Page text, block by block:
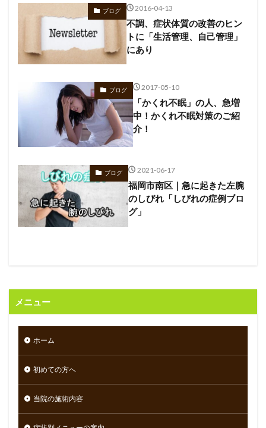
ブログ 2016-04-13
不調、症状体質の改善のヒン
トに「生活管理、自己管理」
にあり
ブログ 2017-05-10
「かくれ不眠」の人、急増
中！かくれ不眠対策のご紹
介！
ブログ 2021-06-17
福岡市南区｜急に起きた左腕
のしびれ「しびれの症例ブロ
グ」
メニュー
ホーム
初めての方へ
当院の施術内容